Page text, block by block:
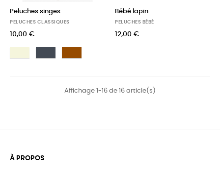
Peluches singes
PELUCHES CLASSIQUES
10,00 €
Bébé lapin
PELUCHES BÉBÉ
12,00 €
Affichage 1-16 de 16 article(s)
À PROPOS